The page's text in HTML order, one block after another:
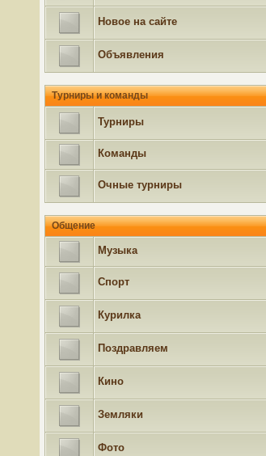
Новое на сайте
Объявления
Турниры и команды
Турниры
Команды
Очные турниры
Общение
Музыка
Спорт
Курилка
Поздравляем
Кино
Земляки
Фото